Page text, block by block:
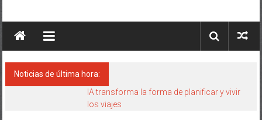
Noticias de última hora:
IA transforma la forma de planificar y vivir
los viajes